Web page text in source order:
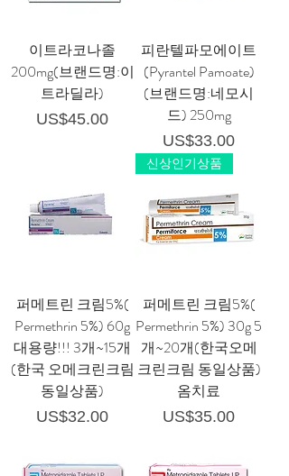
이트라코나졸
200mg(브랜드명:이
트라딜라)
가격
US$45.00
피란텔파모에이트
(Pyrantel Pamoate)
(브랜드명:네모시
드) 250mg
가격
US$33.00
퍼메트린 크림5%(
Permethrin 5%) 60g
대용량!!! 3개~15개
(한국 오메크린크림
동일상품)
가격
US$32.00
신상인기상품
퍼메트린 크림5%(
Permethrin 5%) 30g 5
개~20개(한국오메
크린크림 동일상품)
옴치료
가격
US$35.00